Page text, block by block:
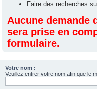
Faire des recherches
Aucune demande
sera prise en
formulaire.
Votre nom :
Veuillez entrer votre nom afin que le